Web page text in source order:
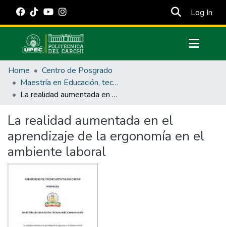
Log In
Communities & Collections
All of DSpace
Statistics
Estadísticas Externas
Manuales
Home
Centro de Posgrado
Maestría en Educación, tecnología e innovación.
La realidad aumentada en el aprendizaje de la ergonomía en el ambiente laboral
La realidad aumentada en el
aprendizaje de la ergonomía en el
ambiente laboral